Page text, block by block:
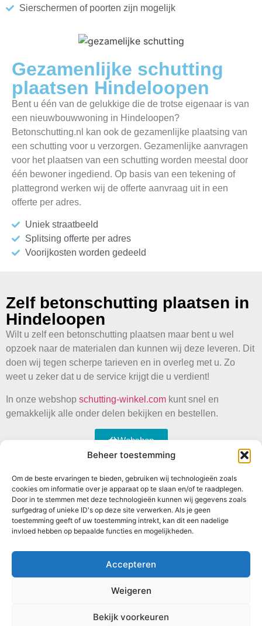
Beheer toestemming
Om de beste ervaringen te bieden, gebruiken wij technologieën zoals
cookies om informatie over je apparaat op te slaan en/of te raadplegen.
Door in te stemmen met deze technologieën kunnen wij gegevens zoals
surfgedrag of unieke ID's op deze site verwerken. Als je geen
toestemming geeft of uw toestemming intrekt, kan dit een nadelige
invloed hebben op bepaalde functies en mogelijkheden.
Accepteren
Weigeren
Bekijk voorkeuren
Sierschermen of poorten zijn mogelijk
Gezamenlijke schutting
plaatsen Hindeloopen
Bent u één van de gelukkige die de trotse eigenaar is van
een nieuwbouwwoning in Hindeloopen?
Betonschutting.nl kan ook de gezamenlijke plaatsing van
een schutting voor u verzorgen. Gezamenlijke aanvragen
voor het plaatsen van een schutting worden meestal door
één bewoner ingediend. Op basis van een tekening of
plattegrond werken wij de offerte aanvraag uit in een
offerte per adres.
Uniek straatbeeld
Splitsing offerte per adres
Voorijkosten worden gedeeld
Zelf betonschutting plaatsen in
Hindeloopen
Wilt u zelf een betonschutting plaatsen maar bent u wel
opzoek naar de materialen dan kunnen wij deze leveren. Dit
doen wij tegen scherpe tarieven en in overleg met u. Zo
weet u zeker dat u de service krijgt die u verdient!
In onze webshop schutting-winkel.com kunt snel en
gemakkelijk alle onder delen bekijken en bestellen.
Webshop
Contact
Abtstraat 17
5504 CH
Veldhoven
+31 06
info@betonschutting.nl
Onze schuttingen
Betonschutting
Standaard schutting
Luxe schutting
Hekwerken
Meer informatie
Veelgestelde vragen
Bekijk ons werk
Ontwerp door Moor Webdesign